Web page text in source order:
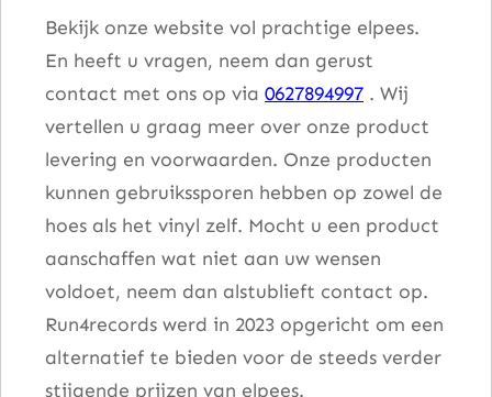
Bekijk onze website vol prachtige elpees.
En heeft u vragen, neem dan gerust
contact met ons op via 0627894997 . Wij
vertellen u graag meer over onze product
levering en voorwaarden. Onze producten
kunnen gebruikssporen hebben op zowel de
hoes als het vinyl zelf. Mocht u een product
aanschaffen wat niet aan uw wensen
voldoet, neem dan alstublieft contact op.
Run4records werd in 2023 opgericht om een
alternatief te bieden voor de steeds verder
stijgende prijzen van elpees.